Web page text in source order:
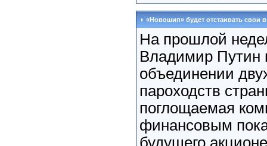
«Новошип» будет отстаивать свои
На прошлой
Владимир Путин
объединении
пароходств
поглощаемая
финансовым
будущего